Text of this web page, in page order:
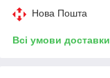
Нова Пошта
Всі умови доставки